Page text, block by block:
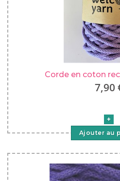
Corde en coton
7,90
Ajouter au